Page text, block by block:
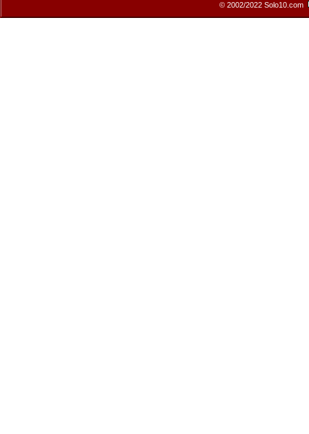
© 2002/2022 Solo10.com